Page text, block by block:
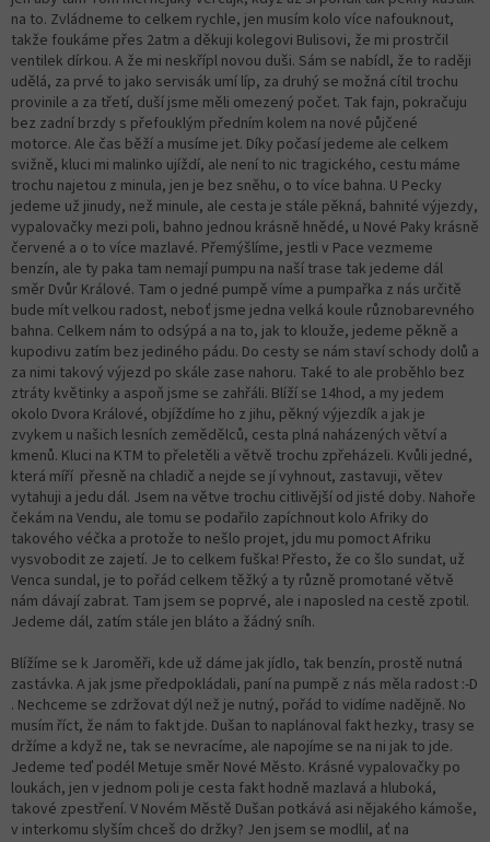
na to. Zvládneme to celkem rychle, jen musím kolo více nafouknout,
takže foukáme přes 2atm a děkuji kolegovi Bulisovi, že mi prostrčil
ventilek dírkou. A že mi neskřípl novou duši. Sám se nabídl, že to raději
udělá, za prvé to jako servisák umí líp, za druhý se možná cítil trochu
provinile a za třetí, duší jsme měli omezený počet. Tak fajn, pokračuju
bez zadní brzdy s přefouklým předním kolem na nové půjčené
motorce. Ale čas běží a musíme jet. Díky počasí jedeme ale celkem
svižně, kluci mi malinko ujíždí, ale není to nic tragického, cestu máme
trochu najetou z minula, jen je bez sněhu, o to více bahna. U Pecky
jedeme už jinudy, než minule, ale cesta je stále pěkná, bahnité výjezdy,
vypalovačky mezi poli, bahno jednou krásně hnědé, u Nové Paky krásně
červené a o to více mazlavé. Přemýšlíme, jestli v Pace vezmeme
benzín, ale ty paka tam nemají pumpu na naší trase tak jedeme dál
směr Dvůr Králové. Tam o jedné pumpě víme a pumpařka z nás určitě
bude mít velkou radost, neboť jsme jedna velká koule různobarevného
bahna. Celkem nám to odsýpá a na to, jak to klouže, jedeme pěkně a
kupodivu zatím bez jediného pádu. Do cesty se nám staví schody dolů a
za nimi takový výjezd po skále zase nahoru. Také to ale proběhlo bez
ztráty květinky a aspoň jsme se zahřáli. Blíží se 14hod, a my jedem
okolo Dvora Králové, objíždíme ho z jihu, pěkný výjezdík a jak je
zvykem u našich lesních zemědělců, cesta plná naházených větví a
kmenů. Kluci na KTM to přeletěli a větvě trochu zpřeházeli. Kvůli jedné,
která míří přesně na chladič a nejde se jí vyhnout, zastavuji, větev
vytahuji a jedu dál. Jsem na větve trochu citlivější od jisté doby. Nahoře
čekám na Vendu, ale tomu se podařilo zapíchnout kolo Afriky do
takového véčka a protože to nešlo projet, jdu mu pomoct Afriku
vysvobodit ze zajetí. Je to celkem fuška! Přesto, že co šlo sundat, už
Venca sundal, je to pořád celkem těžký a ty různě promotané větvě
nám dávají zabrat. Tam jsem se poprvé, ale i naposled na cestě zpotil.
Jedeme dál, zatím stále jen bláto a žádný sníh.
Blížíme se k Jaroměři, kde už dáme jak jídlo, tak benzín, prostě nutná
zastávka. A jak jsme předpokládali, paní na pumpě z nás měla radost :-D
. Nechceme se zdržovat dýl než je nutný, pořád to vidíme nadějně. No
musím říct, že nám to fakt jde. Dušan to naplánoval fakt hezky, trasy se
držíme a když ne, tak se nevracíme, ale napojíme se na ni jak to jde.
Jedeme teď podél Metuje směr Nové Město. Krásné vypalovačky po
loukách, jen v jednom poli je cesta fakt hodně mazlavá a hluboká,
takové zpestření. V Novém Městě Dušan potkává asi nějakého kámoše,
v interkomu slyším chceš do držky? Jen jsem se modlil, ať na